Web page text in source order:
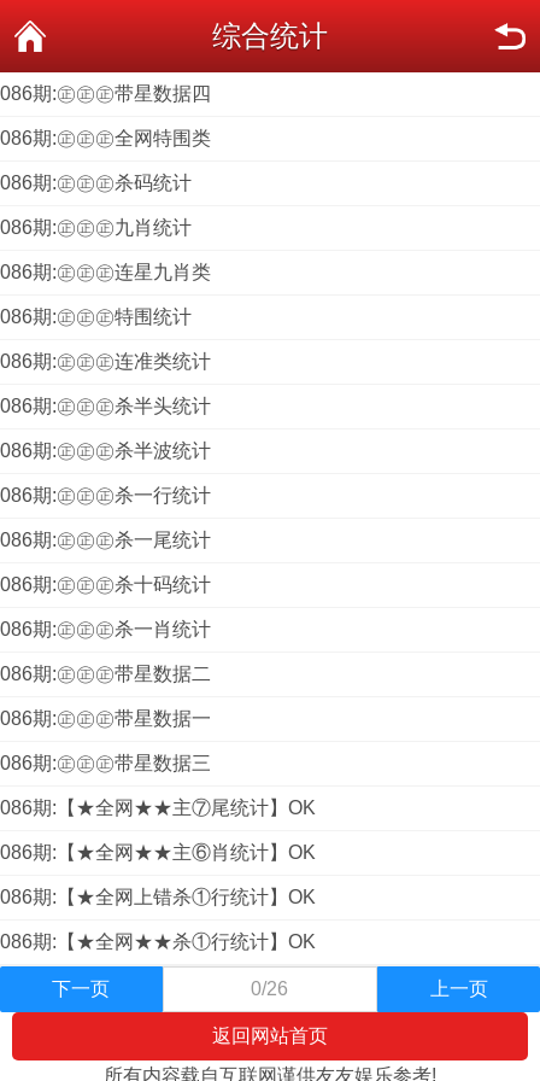
综合统计
086期:㊣㊣㊣带星数据四
086期:㊣㊣㊣全网特围类
086期:㊣㊣㊣杀码统计
086期:㊣㊣㊣九肖统计
086期:㊣㊣㊣连星九肖类
086期:㊣㊣㊣特围统计
086期:㊣㊣㊣连准类统计
086期:㊣㊣㊣杀半头统计
086期:㊣㊣㊣杀半波统计
086期:㊣㊣㊣杀一行统计
086期:㊣㊣㊣杀一尾统计
086期:㊣㊣㊣杀十码统计
086期:㊣㊣㊣杀一肖统计
086期:㊣㊣㊣带星数据二
086期:㊣㊣㊣带星数据一
086期:㊣㊣㊣带星数据三
086期:【★全网★★主⑦尾统计】OK
086期:【★全网★★主⑥肖统计】OK
086期:【★全网上错杀①行统计】OK
086期:【★全网★★杀①行统计】OK
下一页 0/26 上一页
返回网站首页
所有内容载自互联网谨供友友娱乐参考!